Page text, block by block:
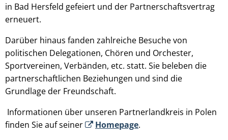
in Bad Hersfeld gefeiert und der Partnerschaftsvertrag
erneuert.
Darüber hinaus fanden zahlreiche Besuche von
politischen Delegationen, Chören und Orchester,
Sportvereinen, Verbänden, etc. statt. Sie beleben die
partnerschaftlichen Beziehungen und sind die
Grundlage der Freundschaft.
Informationen über unseren Partnerlandkreis in Polen
finden Sie auf seiner
Homepage.